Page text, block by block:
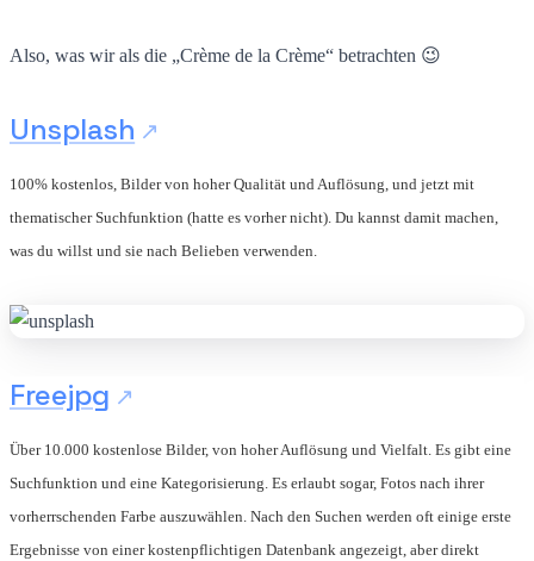
Also, was wir als die „Crème de la Crème“ betrachten 😉
Unsplash
100% kostenlos, Bilder von hoher Qualität und Auflösung, und jetzt mit
thematischer Suchfunktion (hatte es vorher nicht). Du kannst damit machen,
was du willst und sie nach Belieben verwenden.
Freejpg
Über 10.000 kostenlose Bilder, von hoher Auflösung und Vielfalt. Es gibt eine
Suchfunktion und eine Kategorisierung. Es erlaubt sogar, Fotos nach ihrer
vorherrschenden Farbe auszuwählen. Nach den Suchen werden oft einige erste
Ergebnisse von einer kostenpflichtigen Datenbank angezeigt, aber direkt